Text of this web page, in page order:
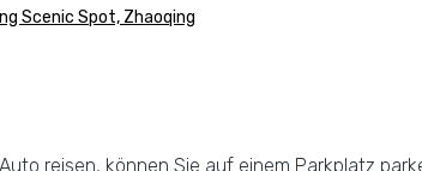
Scenic Spot, Zhaoqing
reisen, können Sie auf einem Parkplatz